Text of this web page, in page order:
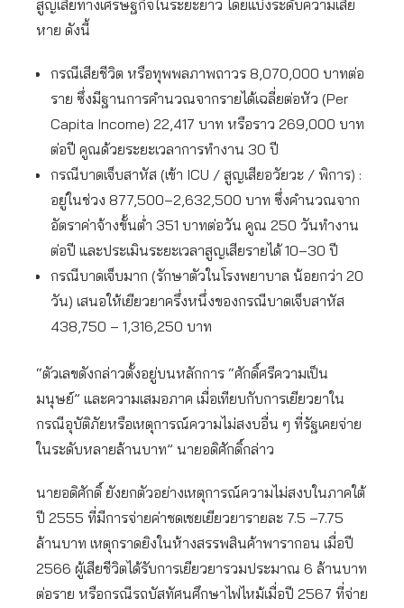
สูญเสียทางเศรษฐกิจในระยะยาว โดยแบ่งระดับความเสีย
หาย ดังนี้
กรณีเสียชีวิต หรือทุพพลภาพถาวร 8,070,000 บาทต่อ
ราย ซึ่งมีฐานการคำนวณจากรายได้เฉลี่ยต่อหัว (Per
Capita Income) 22,417 บาท หรือราว 269,000 บาท
ต่อปี คูณด้วยระยะเวลาการทำงาน 30 ปี
กรณีบาดเจ็บสาหัส (เข้า ICU / สูญเสียอวัยวะ / พิการ) :
อยู่ในช่วง 877,500–2,632,500 บาท ซึ่งคำนวณจาก
อัตราค่าจ้างขั้นต่ำ 351 บาทต่อวัน คูณ 250 วันทำงาน
ต่อปี และประเมินระยะเวลาสูญเสียรายได้ 10–30 ปี
กรณีบาดเจ็บมาก (รักษาตัวในโรงพยาบาล น้อยกว่า 20
วัน) เสนอให้เยียวยาครึ่งหนึ่งของกรณีบาดเจ็บสาหัส
438,750 – 1,316,250 บาท
“ตัวเลขดังกล่าวตั้งอยู่บนหลักการ “ศักดิ์ศรีความเป็น
มนุษย์” และความเสมอภาค เมื่อเทียบกับการเยียวยาใน
กรณีอุบัติภัยหรือเหตุการณ์ความไม่สงบอื่น ๆ ที่รัฐเคยจ่าย
ในระดับหลายล้านบาท” นายอดิศักดิ์กล่าว
นายอดิศักดิ์ ยังยกตัวอย่างเหตุการณ์ความไม่สงบในภาคใต้
ปี 2555 ที่มีการจ่ายค่าชดเชยเยียวยารายละ 7.5 –7.75
ล้านบาท เหตุกราดยิงในห้างสรรพสินค้าพารากอน เมื่อปี
2566 ผู้เสียชีวิตได้รับการเยียวยารวมประมาณ 6 ล้านบาท
ต่อราย หรือกรณีรถบัสทัศนศึกษาไฟไหม้เมื่อปี 2567 ที่จ่าย